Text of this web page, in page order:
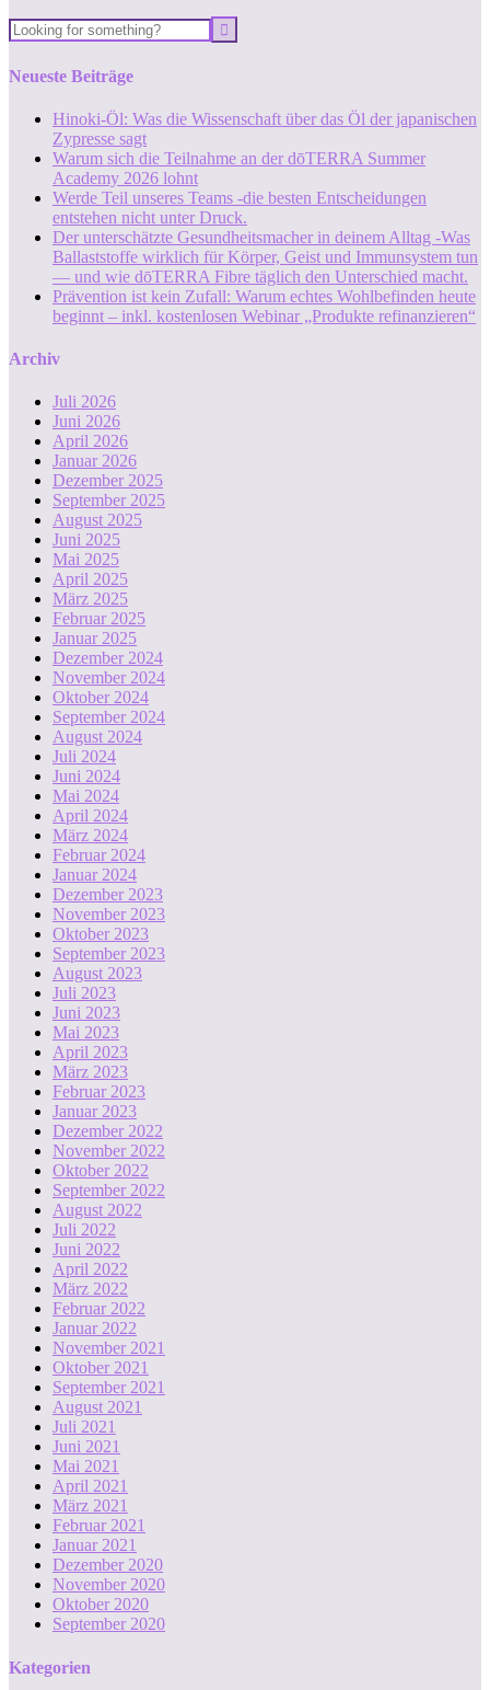
Neueste Beiträge
Hinoki-Öl: Was die Wissenschaft über das Öl der japanischen
Zypresse sagt
Warum sich die Teilnahme an der dōTERRA Summer
Academy 2026 lohnt
Werde Teil unseres Teams -die besten Entscheidungen
entstehen nicht unter Druck.
Der unterschätzte Gesundheitsmacher in deinem Alltag -Was
Ballaststoffe wirklich für Körper, Geist und Immunsystem tun
— und wie dōTERRA Fibre täglich den Unterschied macht.
Prävention ist kein Zufall: Warum echtes Wohlbefinden heute
beginnt – inkl. kostenlosen Webinar „Produkte refinanzieren“
Archiv
Juli 2026
Juni 2026
April 2026
Januar 2026
Dezember 2025
September 2025
August 2025
Juni 2025
Mai 2025
April 2025
März 2025
Februar 2025
Januar 2025
Dezember 2024
November 2024
Oktober 2024
September 2024
August 2024
Juli 2024
Juni 2024
Mai 2024
April 2024
März 2024
Februar 2024
Januar 2024
Dezember 2023
November 2023
Oktober 2023
September 2023
August 2023
Juli 2023
Juni 2023
Mai 2023
April 2023
März 2023
Februar 2023
Januar 2023
Dezember 2022
November 2022
Oktober 2022
September 2022
August 2022
Juli 2022
Juni 2022
April 2022
März 2022
Februar 2022
Januar 2022
November 2021
Oktober 2021
September 2021
August 2021
Juli 2021
Juni 2021
Mai 2021
April 2021
März 2021
Februar 2021
Januar 2021
Dezember 2020
November 2020
Oktober 2020
September 2020
Kategorien